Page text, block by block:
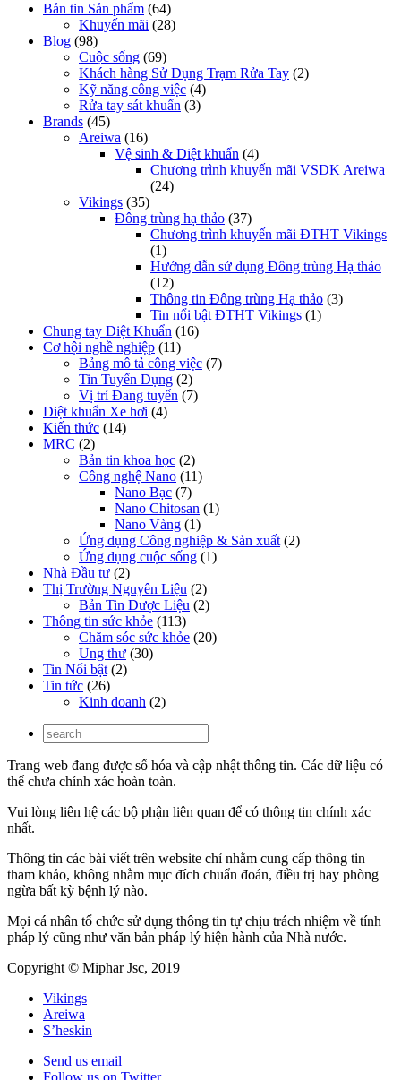
Bản tin Sản phẩm (64)
Khuyến mãi (28)
Blog (98)
Cuộc sống (69)
Khách hàng Sử Dụng Trạm Rửa Tay (2)
Kỹ năng công việc (4)
Rửa tay sát khuẩn (3)
Brands (45)
Areiwa (16)
Vệ sinh & Diệt khuẩn (4)
Chương trình khuyến mãi VSDK Areiwa
(24)
Vikings (35)
Đông trùng hạ thảo (37)
Chương trình khuyến mãi ĐTHT Vikings
(1)
Hướng dẫn sử dụng Đông trùng Hạ thảo
(12)
Thông tin Đông trùng Hạ thảo (3)
Tin nổi bật ĐTHT Vikings (1)
Chung tay Diệt Khuẩn (16)
Cơ hội nghề nghiệp (11)
Bảng mô tả công việc (7)
Tin Tuyển Dụng (2)
Vị trí Đang tuyển (7)
Diệt khuẩn Xe hơi (4)
Kiến thức (14)
MRC (2)
Bản tin khoa học (2)
Công nghệ Nano (11)
Nano Bạc (7)
Nano Chitosan (1)
Nano Vàng (1)
Ứng dụng Công nghiệp & Sản xuất (2)
Ứng dụng cuộc sống (1)
Nhà Đầu tư (2)
Thị Trường Nguyên Liệu (2)
Bản Tin Dược Liệu (2)
Thông tin sức khỏe (113)
Chăm sóc sức khỏe (20)
Ung thư (30)
Tin Nổi bật (2)
Tin tức (26)
Kinh doanh (2)
Trang web đang được số hóa và cập nhật thông tin. Các dữ liệu có
thể chưa chính xác hoàn toàn.
Vui lòng liên hệ các bộ phận liên quan để có thông tin chính xác
nhất.
Thông tin các bài viết trên website chỉ nhằm cung cấp thông tin
tham khảo, không nhằm mục đích chuẩn đoán, điều trị hay phòng
ngừa bất kỳ bệnh lý nào.
Mọi cá nhân tổ chức sử dụng thông tin tự chịu trách nhiệm về tính
pháp lý cũng như văn bản pháp lý hiện hành của Nhà nước.
Copyright © Miphar Jsc, 2019
Vikings
Areiwa
S’heskin
Send us email